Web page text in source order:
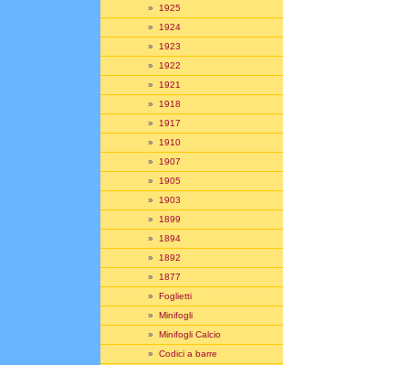
» 1925
» 1924
» 1923
» 1922
» 1921
» 1918
» 1917
» 1910
» 1907
» 1905
» 1903
» 1899
» 1894
» 1892
» 1877
» Foglietti
» Minifogli
» Minifogli Calcio
» Codici a barre